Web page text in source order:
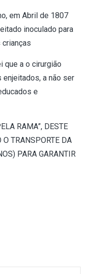
em Abril de 1807
inoculado para
crianças
que a o cirurgião
a não ser
e
RAMA”, DESTE
O TRANSPORTE DA
PARA GARANTIR